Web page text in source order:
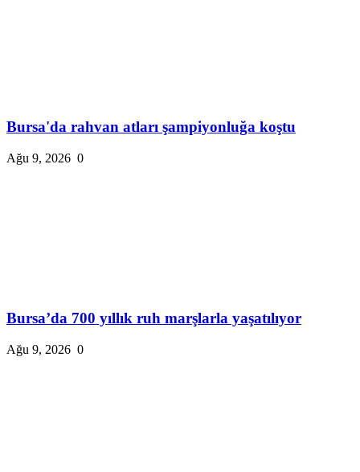
Bursa'da rahvan atları şampiyonluğa koştu
Ağu 9, 2026 0
Bursa’da 700 yıllık ruh marşlarla yaşatılıyor
Ağu 9, 2026 0